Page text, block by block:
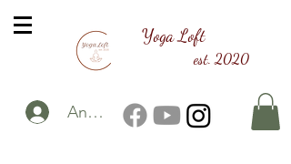
est. 2020
Yoga Loft
Anmelden